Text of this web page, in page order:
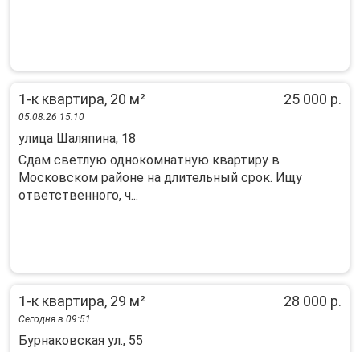
1-к квартира, 20 м² 25 000 р.
05.08.26 15:10
улица Шаляпина, 18
Сдам светлую однокомнатную квартиру в
Московском районе на длительный срок. Ищу
ответственного, ч...
1-к квартира, 29 м² 28 000 р.
Сегодня в 09:51
Бурнаковская ул., 55